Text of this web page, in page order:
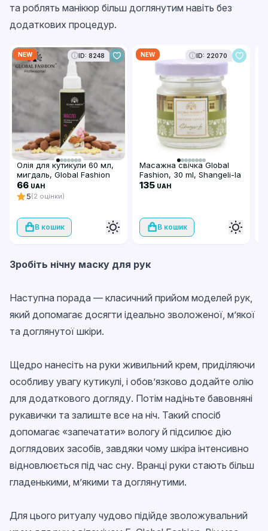
та роблять манікюр більш доглянутим навіть без
додаткових процедур.
NEW ID: 8248
Олія для кутикули 60 мл,
мигдаль, Global Fashion
66 UAH
5(2 оцінки)
В кошик
NEW ID: 22070
Масажна свічка Global
Fashion, 30 ml, Shangeli-la
135 UAH
В кошик
Зробіть нічну маску для рук
Наступна порада — класичний прийом моделей рук,
який допомагає досягти ідеально зволоженої, м’якої
та доглянутої шкіри.
Щедро нанесіть на руки живильний крем, приділяючи
особливу увагу кутикулі, і обов’язково додайте олію
для додаткового догляду. Потім надіньте бавовняні
рукавички та залиште все на ніч. Такий спосіб
допомагає «запечатати» вологу й підсилює дію
доглядових засобів, завдяки чому шкіра інтенсивно
відновлюється під час сну. Вранці руки стають більш
гладенькими, м’якими та доглянутими.
Для цього ритуалу чудово підійде зволожувальний